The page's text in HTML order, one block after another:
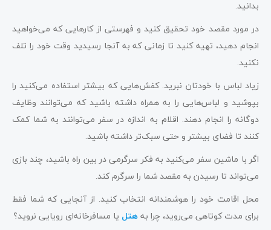
بدانید.
در مورد مقصد خود تحقیق کنید و فهرستی از کارهایی که می‌خواهید
انجام دهید، تهیه کنید تا زمانی که به آنجا رسیدید وقت خود را تلف
نکنید.
زیاد لباس با خودتان نبرید. کفش‌هایی که بیشتر استفاده می‌کنید را
بپوشید و لباس‌هایی را به همراه داشته باشید که می‌توانند وظایف
دوگانه را انجام دهند. اقلام به اندازه در سفر می‌توانند به شما کمک
کنند تا فضای بیشتر و حتی سبک‌تر داشته باشید.
اگر با ماشین سفر می‌کنید به فکر سرگرمی در بین راه باشید، چند بازی
می‌تواند تا رسیدن به مقصد شما را سرگرم کند.
محل اقامت خود را هوشمندانه انتخاب کنید. از آنجایی که شما فقط
برای مدت کوتاهی می‌روید، چرا بههتل یا مسافرخانه‌ای رویایی نروید؟